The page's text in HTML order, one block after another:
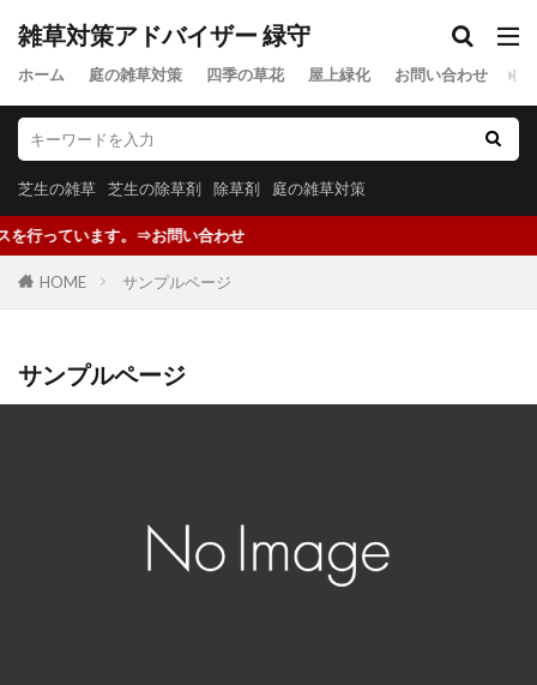
雑草対策アドバイザー 緑守
ホーム 庭の雑草対策 四季の草花 屋上緑化 お問い合わせ プ
芝生の雑草 芝生の除草剤 除草剤 庭の雑草対策
す。⇒お問い合わせ
HOME サンプルページ
サンプルページ